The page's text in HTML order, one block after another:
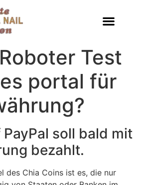
Test
portal für
soll bald mit
bezahlt.
des Chia Coins ist es, die nur